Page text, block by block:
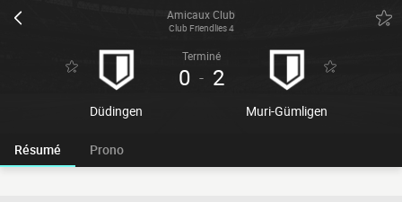
Amicaux Club
Club Friendlies 4
Düdingen
Terminé
0 - 2
Muri-Gümligen
Résumé Prono